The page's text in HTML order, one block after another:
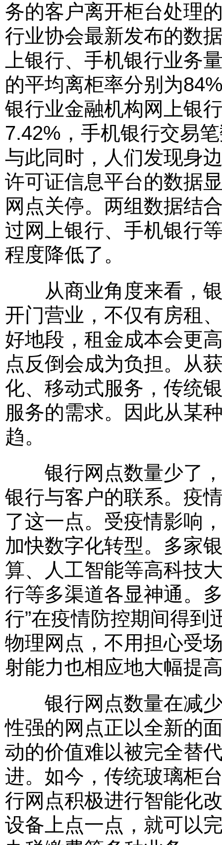
务的客户离开柜台处理
行业协会最新发布的数
上银行、手机银行业务
的平均离柜率分别为
银行业金融机构网上银
7.42%，手机银行交易
与此同时，人们发现身
许可证信息平台的数据
网点关停。两组数据结
过网上银行、手机银行
程度降低了。
从商业角度来看，银
开门营业，不仅有房租
好地段，租金成本会更
点反倒会成为负担。从
化、移动式服务，传统
服务的需求。因此从某
趋。
银行网点数量少了，
银行与客户的联系。疫
了这一点。受疫情影响
加快数字化转型。多家
算、人工智能等高科技
行等多渠道各显神通。
行”在疫情防控期间得到
物理网点，不用担心受
射能力也相应地大幅提
银行网点数量在减少
性强的网点正以全新的
动的价值难以被完全替
进。如今，传统玻璃柜
行网点积极进行智能化
设备上点一点，就可以